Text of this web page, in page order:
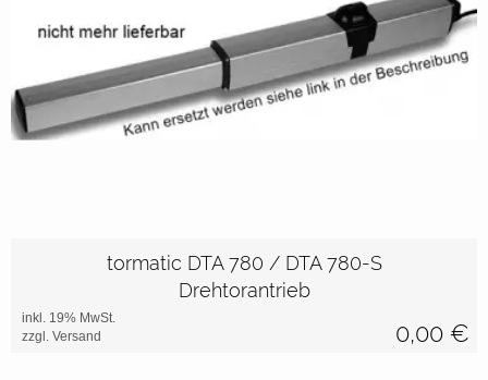
tormatic DTA 780 / DTA 780-S
Drehtorantrieb
inkl. 19% MwSt.
zzgl. Versand
0,00 €